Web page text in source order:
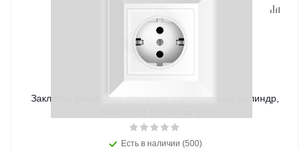
Заклепка резьбовая, стальная оцинкованная цилиндр,
Есть в наличии (500)